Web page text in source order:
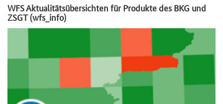
WFS Aktualitätsübersichten für Produkte des BKG und
ZSGT (wfs_info)